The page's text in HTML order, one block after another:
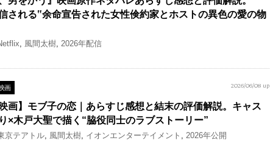
される‟余命宣告された女性倹約家とホストの異色の愛の物
, 風間太樹, 2026年配信
画 2026/06/08 up
画】モブ子の恋｜あらすじ感想と結末の評価解説。キャス
×木戸大聖で描く“脇役同士のラブストーリー”
京テアトル, 風間太樹, イオンエンターテイメント , 2026年公開